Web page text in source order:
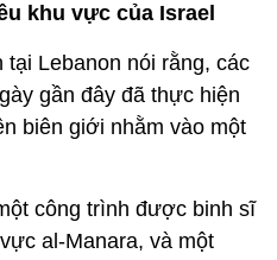
khu vực của Israel
tại Lebanon nói rằng, các
gần đây đã thực hiện
biên giới nhằm vào một
công trình được binh sĩ
al-Manara, và một